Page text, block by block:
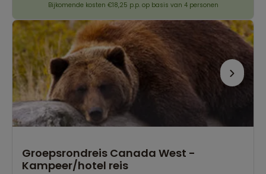
Bijkomende kosten €18,25 p.p. op basis van 4 personen
Groepsrondreis Canada West -
Kampeer/hotel reis